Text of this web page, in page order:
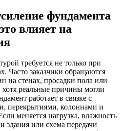
фундамента
влияет на
требуется не только при
Часто заказчики обращаются
на стенах, просадки пола или
реальные причины могли
работает в связке с
перекрытиями, колоннами и
меняется нагрузка, влажность
здания или схема передачи